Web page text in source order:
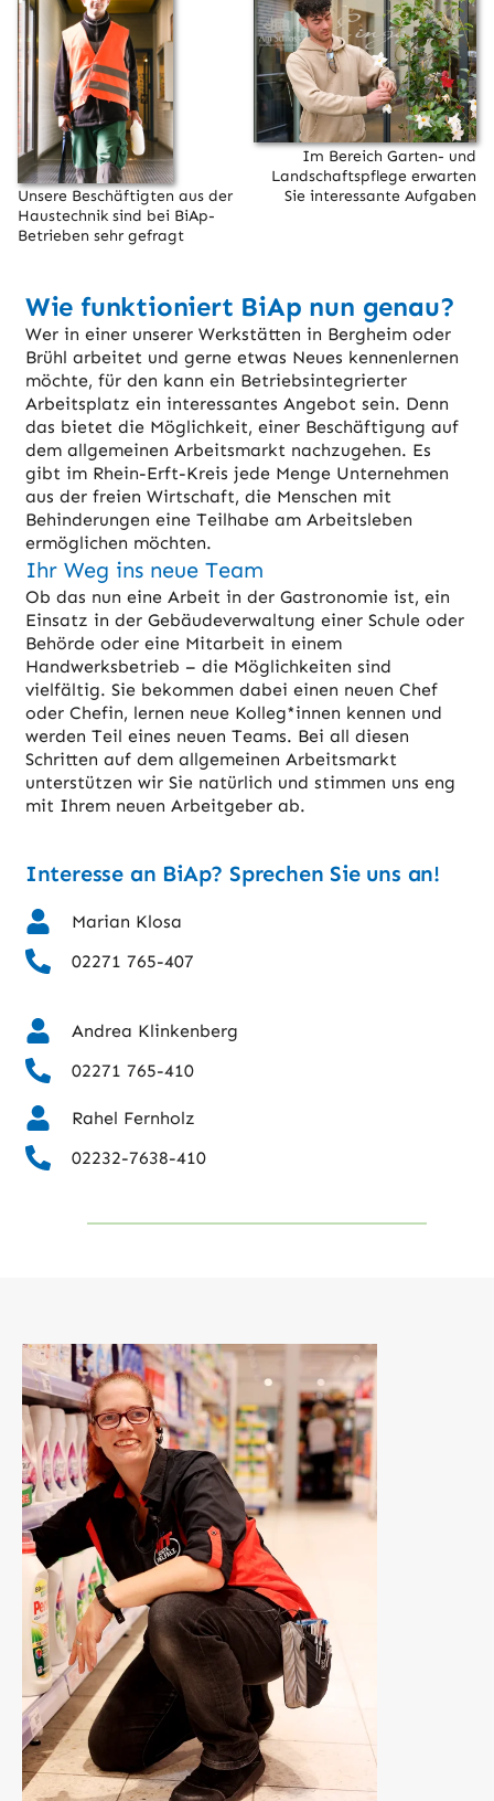
Wie funktioniert BiAp nun genau?
Wer in einer unserer Werkstätten in Bergheim oder
Brühl arbeitet und gerne etwas Neues kennenlernen
möchte, für den kann ein Betriebsintegrierter
Arbeitsplatz ein interessantes Angebot sein. Denn
das bietet die Möglichkeit, einer Beschäftigung auf
dem allgemeinen Arbeitsmarkt nachzugehen. Es
gibt im Rhein-Erft-Kreis jede Menge Unternehmen
aus der freien Wirtschaft, die Menschen mit
Behinderungen eine Teilhabe am Arbeitsleben
ermöglichen möchten.
Ihr Weg ins neue Team
Ob das nun eine Arbeit in der Gastronomie ist, ein
Einsatz in der Gebäudeverwaltung einer Schule oder
Behörde oder eine Mitarbeit in einem
Handwerksbetrieb – die Möglichkeiten sind
vielfältig. Sie bekommen dabei einen neuen Chef
oder Chefin, lernen neue Kolleg*innen kennen und
werden Teil eines neuen Teams. Bei all diesen
Schritten auf dem allgemeinen Arbeitsmarkt
unterstützen wir Sie natürlich und stimmen uns eng
mit Ihrem neuen Arbeitgeber ab.
Interesse an BiAp? Sprechen Sie uns an!
Marian Klosa
02271 765-407
Andrea Klinkenberg
02271 765-410
Rahel Fernholz
02232-7638-410
Unsere Beschäftigten aus der
Haustechnik sind bei BiAp-
Betrieben sehr gefragt
Im Bereich Garten- und
Landschaftspflege erwarten
Sie interessante Aufgaben